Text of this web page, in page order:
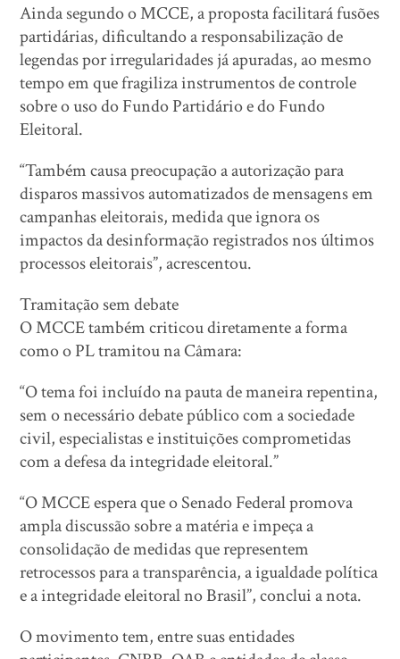
Ainda segundo o MCCE, a proposta facilitará fusões
partidárias, dificultando a responsabilização de
legendas por irregularidades já apuradas, ao mesmo
tempo em que fragiliza instrumentos de controle
sobre o uso do Fundo Partidário e do Fundo
Eleitoral.
“Também causa preocupação a autorização para
disparos massivos automatizados de mensagens em
campanhas eleitorais, medida que ignora os
impactos da desinformação registrados nos últimos
processos eleitorais”, acrescentou.
Tramitação sem debate
O MCCE também criticou diretamente a forma
como o PL tramitou na Câmara:
“O tema foi incluído na pauta de maneira repentina,
sem o necessário debate público com a sociedade
civil, especialistas e instituições comprometidas
com a defesa da integridade eleitoral.”
“O MCCE espera que o Senado Federal promova
ampla discussão sobre a matéria e impeça a
consolidação de medidas que representem
retrocessos para a transparência, a igualdade política
e a integridade eleitoral no Brasil”, conclui a nota.
O movimento tem, entre suas entidades